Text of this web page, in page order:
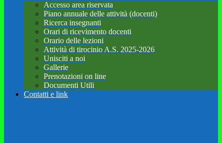
Accesso area riservata
Piano annuale delle attività (docenti)
Ricerca insegnanti
Orari di ricevimento docenti
Orario delle lezioni
Attività di tirocinio A.S. 2025-2026
Unisciti a noi
Gallerie
Prenotazioni on line
Documenti Utili
Contatti e link